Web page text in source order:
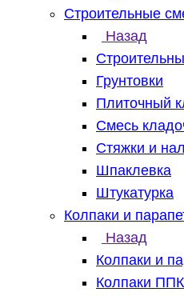
Строительные
Назад
Грунтовки
Плиточный
Смесь
Стяжки и
Шпаклевка
Штукатурка
Колпаки и
Назад
Колпаки и
Колпаки ППК